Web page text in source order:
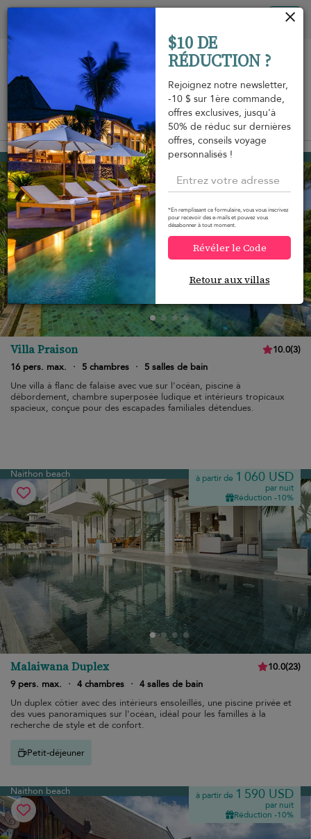
Vue sur la carte
Naithon beach à partir de
Villa Praison 10.0(3)
16 pers. max.
· 5 chambres ·
5 salles de bain
Une villa à flanc de falaise avec vue sur l'océan, piscine à
débordement, chambre superposée ludique et intérieurs tropicaux
spacieux, conçue pour des escapades familiales détendues.
Naithon beach à partir de 1 060 USD
par nuit
Réduction -10%
Malaiwana Duplex 10.0(23)
9 pers. max.
· 4 chambres · 4 salles de bain
Un duplex côtier avec des intérieurs ensoleillés, une piscine privée et
des vues panoramiques sur l'océan, idéal pour les familles à la
recherche de style et de confort.
Petit-déjeuner
Naithon beach à partir de 1 590 USD
par nuit
Réduction -10%
$10 DE
RÉDUCTION ?
Rejoignez notre newsletter,
-10 $ sur 1ère commande,
offres exclusives, jusqu'à
50% de réduc sur dernières
offres, conseils voyage
personnalisés !
*En remplissant ce formulaire, vous vous inscrivez
pour recevoir des e-mails et pouvez vous
désabonner à tout moment.
Révéler le Code
Retour aux villas
Vos paramètres de cookies